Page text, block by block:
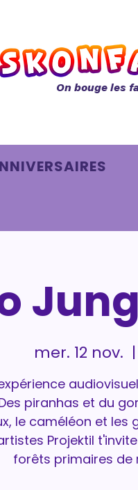
On bouge les
mer. 12 nov.
  |
piranhas et du
le caméléon et les
Projektil
forêts primaires de